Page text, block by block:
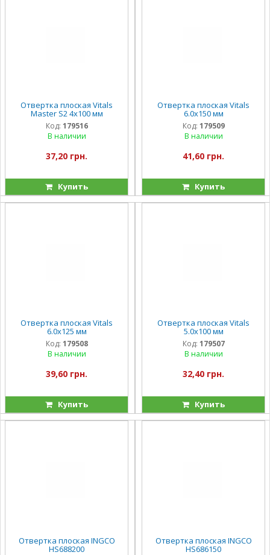
Отвертка плоская Vitals
Master S2 4х100 мм
Код: 179516
В наличии
37,20 грн.
Купить
Отвертка плоская Vitals
6.0х150 мм
Код: 179509
В наличии
41,60 грн.
Купить
Отвертка плоская Vitals
6.0х125 мм
Код: 179508
В наличии
39,60 грн.
Купить
Отвертка плоская Vitals
5.0х100 мм
Код: 179507
В наличии
32,40 грн.
Купить
Отвертка плоская INGCO
HS688200
Отвертка плоская INGCO
HS686150